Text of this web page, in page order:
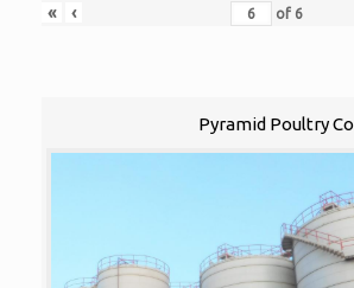
« ‹ of 6
Pyramid Poultry Co